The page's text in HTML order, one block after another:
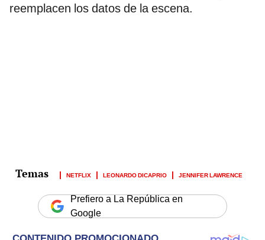
reemplacen los datos de la escena.
NETFLIX LEONARDO DICAPRIO JENNIFER LAWRENCE
Prefiero a La República en
Google